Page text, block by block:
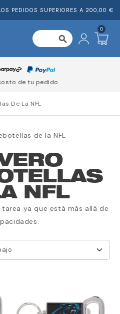
PEDIDOS SUPERIORES A 200,00 €
search
0
de tu pedido
De La NFL
NFL
ya que está más allá de